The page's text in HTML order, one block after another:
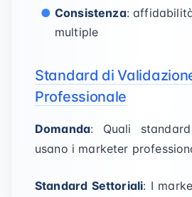
Consistenza:
multiple
Standard di
Professionale
Domanda: Quali
usano i marketer
Standard Settoriali: I